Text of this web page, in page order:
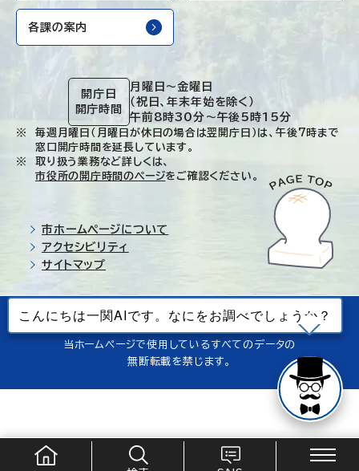
各課の案内
開庁日
開庁時間
月曜日～金曜日
（祝日、年末年始を除く）
午前8時30分～午後5時15分
毎週月曜日（月曜日が休日の場合は翌開庁日）は、午後7時まで
窓口開庁時間を延長しています。
取り扱う業務など詳しくは、
市役所の開庁時間のページをご確認ください。
市ホームページについて
アクセシビリティ
サイトマップ
© Ichinoseki-city. All rights reserved.
当ホームページで使用しているすべてのデータの
無断転載を禁じます。